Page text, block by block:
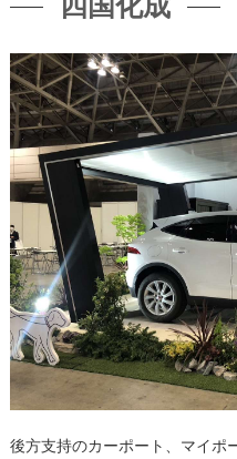
後方支持のカーポート、マイポ